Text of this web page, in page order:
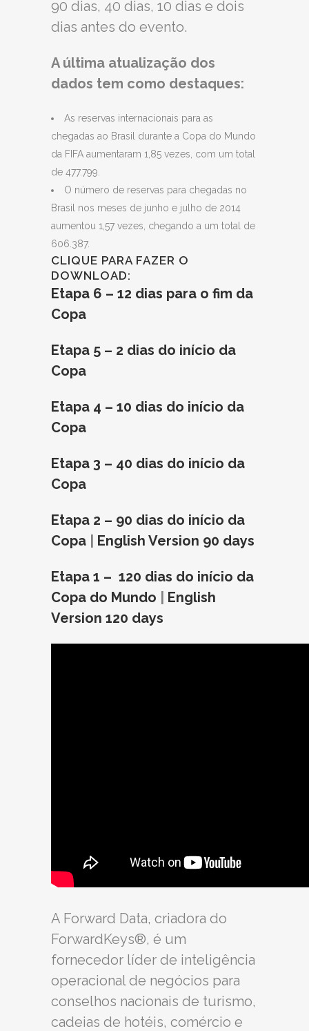
90 dias, 40 dias, 10 dias e dois
dias antes do evento.
A última atualização dos
dados tem como destaques:
As reservas internacionais para as
chegadas ao Brasil durante a Copa do Mundo
da FIFA aumentaram 1,85 vezes, com um total
de 477.799.
O número de reservas para chegadas no
Brasil nos meses de junho e julho de 2014
aumentou 1,57 vezes, chegando a um total de
606.387.
CLIQUE PARA FAZER O
DOWNLOAD:
Etapa 6 – 12 dias para o fim da
Copa
Etapa 5 – 2 dias do início da
Copa
Etapa 4 – 10 dias do início da
Copa
Etapa 3 – 40 dias do início da
Copa
Etapa 2 – 90 dias do início da
Copa
English Version 90 days
Etapa 1 – 120 dias do início da
Copa do Mundo
English
Version 120 days
A Forward Data, criadora do
ForwardKeys®, é um
fornecedor líder de inteligência
operacional de negócios para
conselhos nacionais de turismo,
cadeias de hotéis, comércio e